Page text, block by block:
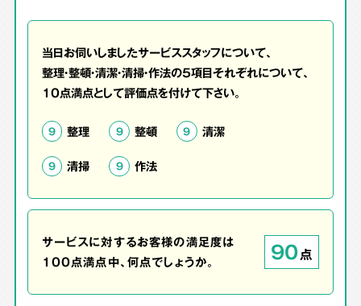
当日お伺いしましたサービススタッフについて、
整理・整頓・清潔・清掃・作法の5項目それぞれについて、
10点満点として評価点を付けて下さい。
9 整理 9 整頓 9 清潔
9 清掃 9 作法
サービスに対するお客様の満足度は
100点満点中、何点でしょうか。
90点